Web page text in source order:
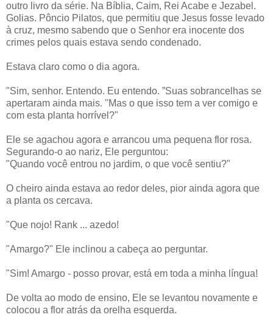
outro livro da série. Na Bíblia, Caim, Rei Acabe e Jezabel.
Golias. Pôncio Pilatos, que permitiu que Jesus fosse levado
à cruz, mesmo sabendo que o Senhor era inocente dos
crimes pelos quais estava sendo condenado.
Estava claro como o dia agora.
"Sim, senhor. Entendo. Eu entendo. ”Suas sobrancelhas se
apertaram ainda mais. "Mas o que isso tem a ver comigo e
com esta planta horrível?"
Ele se agachou agora e arrancou uma pequena flor rosa.
Segurando-o ao nariz, Ele perguntou:
"Quando você entrou no jardim, o que você sentiu?"
O cheiro ainda estava ao redor deles, pior ainda agora que
a planta os cercava.
"Que nojo! Rank ... azedo!
"Amargo?" Ele inclinou a cabeça ao perguntar.
"Sim! Amargo - posso provar, está em toda a minha língua!
De volta ao modo de ensino, Ele se levantou novamente e
colocou a flor atrás da orelha esquerda.